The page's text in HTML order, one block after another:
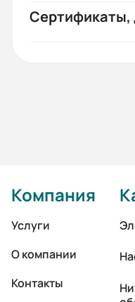
Сертификаты,
Компания
Услуги
О компании
Контакты